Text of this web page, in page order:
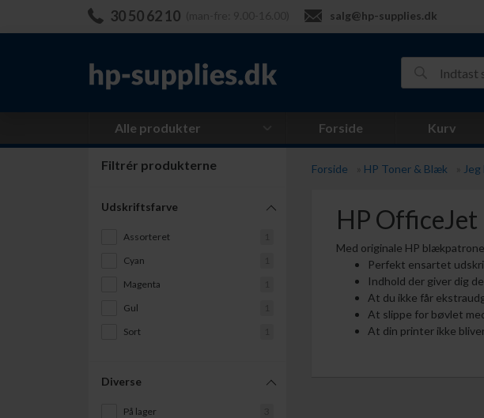
30 50 62 10 salg@hp-supplies.dk
Alle produkter Forside Kurv
Filtrér produkterne
Udskriftsfarve
Assorteret
Cyan
Magenta
Gul
Sort
Diverse
På lager
Forside HP Toner & Blæk
HP
Med originale HP
Perfekt ensartet
Indhold der giver dig
At du ikke får
At slippe for bøvlet
At din printer ikke